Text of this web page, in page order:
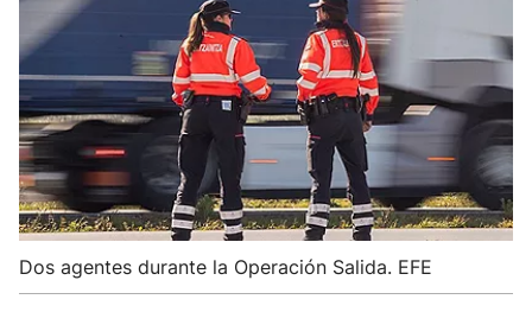
Dos agentes durante la Operación Salida. EFE